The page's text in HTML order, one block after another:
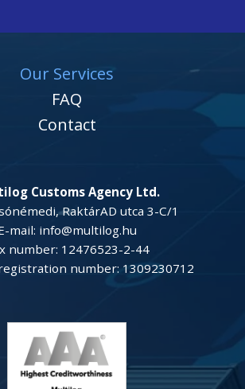
Customs Agency Ltd.
RaktárAD utca 3-C/1
mail: info@multilog.hu
number: 12476523-2-44
number: 1309230712
Our Services
FAQ
Contact